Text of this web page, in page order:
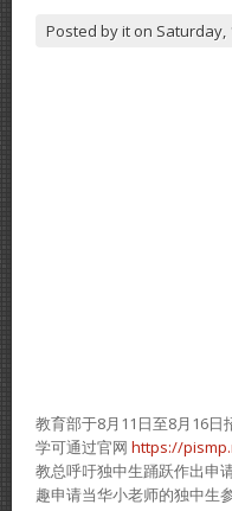
Posted byit on Saturday,
教育部于8月11日至8月16日
学可通过官网 https://
教总呼吁独中生踊跃作出申
趣申请当华小老师的独中生